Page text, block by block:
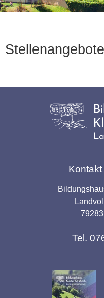
Stellenangebote
Tel.